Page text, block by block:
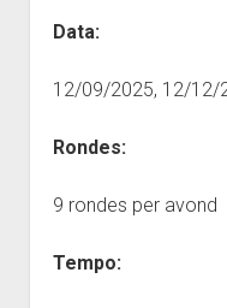
Interclub 2023-2024:
Data:
12/09/2025, 12/12/
Rondes:
9 rondes per avond
Tempo: